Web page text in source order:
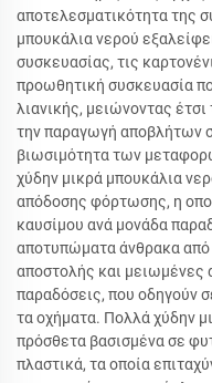
αποτελεσματικότητα της
μπουκάλια νερού
συσκευασίας, τις
προωθητική συσκευασία
λιανικής, μειώνοντας
την παραγωγή αποβλήτων
βιωσιμότητα των
χύδην μικρά μπουκάλια
απόδοσης φόρτωσης, η
καυσίμου ανά μονάδα
αποτυπώματα άνθρακα από
αποστολής και μειωμένες
παραδόσεις, που οδηγούν
τα οχήματα. Πολλά χύδην
πρόσθετα βασισμένα σε
πλαστικά, τα οποία